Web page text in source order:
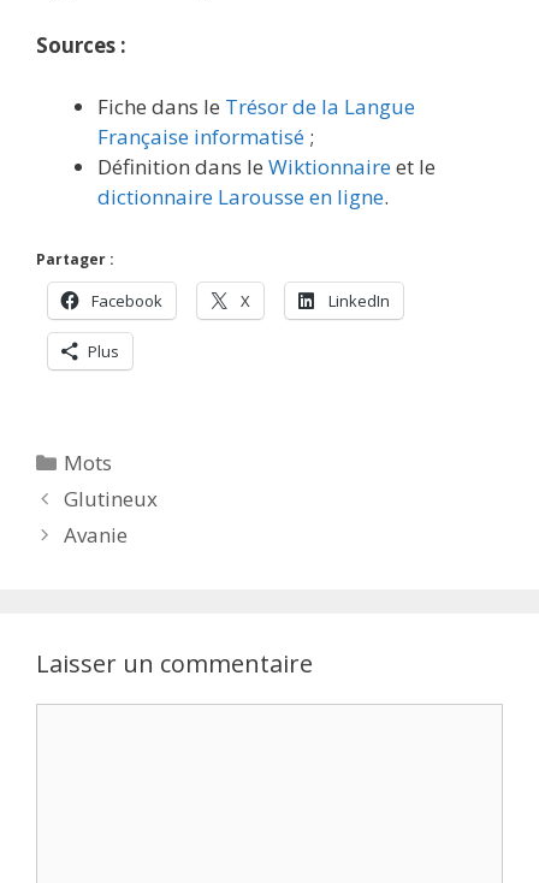
Sources :
Fiche dans le Trésor de la Langue
Française informatisé ;
Définition dans le Wiktionnaireet le
dictionnaire Larousse en ligne.
Partager :
Facebook X LinkedIn
Plus
Catégories
Mots
Glutineux
Avanie
Laisser un commentaire